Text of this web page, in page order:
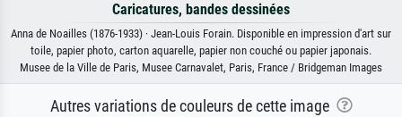
Caricatures, bandes dessinées
Anna de Noailles (1876-1933) · Jean-Louis Forain. Disponible en impression d'art sur
toile, papier photo, carton aquarelle, papier non couché ou papier japonais.
Musee de la Ville de Paris, Musee Carnavalet, Paris, France / Bridgeman Images
Autres variations de couleurs de cette image